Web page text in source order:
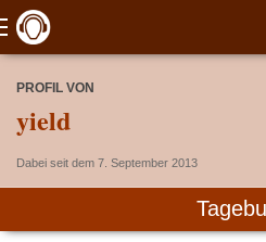
PROFIL VON
yield
Dabei seit dem 7. September 2013